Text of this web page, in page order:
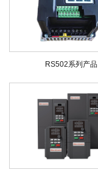
RS502系列产品